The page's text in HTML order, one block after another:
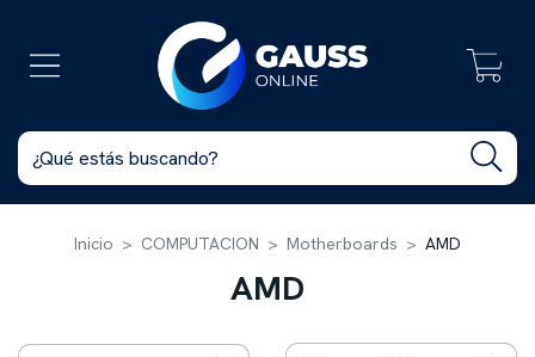
Inicio > COMPUTACION > Motherboards > AMD
AMD